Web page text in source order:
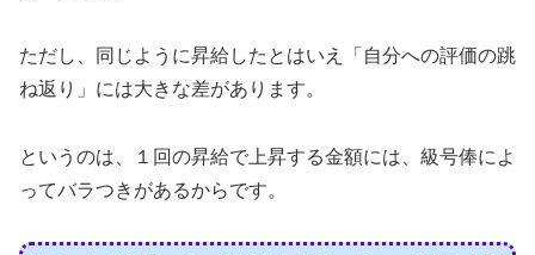
ただし、同じように昇給したとはいえ「自分への評価の跳
ね返り」には大きな差があります。
というのは、１回の昇給で上昇する金額には、級号俸によ
ってバラつきがあるからです。